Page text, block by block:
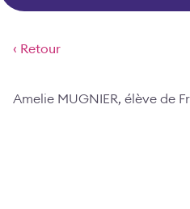
‹ Retour
Amelie MUGNIER, élève de